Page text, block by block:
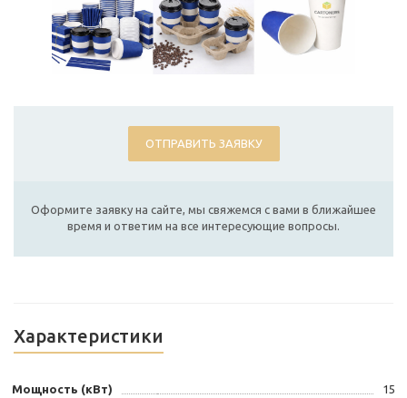
ОТПРАВИТЬ ЗАЯВКУ
Оформите заявку на сайте, мы свяжемся с вами в ближайшее
время и ответим на все интересующие вопросы.
Характеристики
Мощность (кВт) 15